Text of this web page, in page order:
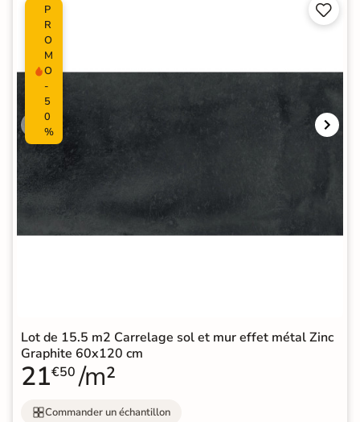
P
R
O
M
O
-
5
0
%


Lot de 15.5 m2 Carrelage sol et mur effet métal Zinc
Graphite 60x120 cm
21€50 /m²
Commander un échantillon